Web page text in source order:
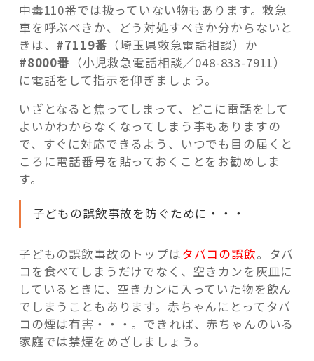
中毒110番では扱っていない物もあります。救急
車を呼ぶべきか、どう対処すべきか分からないと
きは、 #7119番 （埼玉県救急電話相談）か
#8000番 （小児救急電話相談／048-833-7911）
に電話をして指示を仰ぎましょう。
いざとなると焦ってしまって、どこに電話をして
よいかわからなくなってしまう事もありますの
で、すぐに対応できるよう、いつでも目の届くと
ころに電話番号を貼っておくことをお勧めしま
す。
子どもの誤飲事故を防ぐために・・・
子どもの誤飲事故のトップはタバコの誤飲。タバ
コを食べてしまうだけでなく、空きカンを灰皿に
しているときに、空きカンに入っていた物を飲ん
でしまうこともあります。赤ちゃんにとってタバ
コの煙は有害・・・。できれば、赤ちゃんのいる
家庭では禁煙をめざしましょう。